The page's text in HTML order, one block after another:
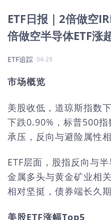
ETF日报｜2倍做空
倍做空半导体ETF涨
ETF追踪 04-29
市场概览
美股收低，道琼斯指数
下跌0.90%，标普500
承压，反向与避险属性相
ETF层面，股指反向与
金属多头与黄金矿业相
相对坚挺，债券端长久
美股ETF涨幅Top5